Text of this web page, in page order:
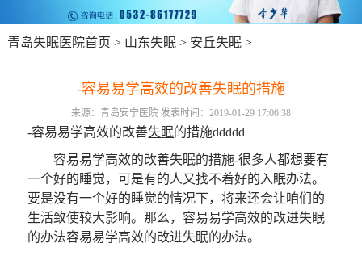
青岛失眠医院首页 > 山东失眠> 安丘失眠>
-容易易学高效的改善失眠的措施
来源：青岛安宁医院 发表时间：2019-01-29 17:06:38
-容易易学高效的改善失眠的措施ddddd
容易易学高效的改善失眠的措施-很多人都想要有
一个好的睡觉，可是有的人又找不着好的入眠办法。
要是没有一个好的睡觉的情况下，将来还会让咱们的
生活致使较大影响。那么，容易易学高效的改进失眠
的办法容易易学高效的改进失眠的办法。